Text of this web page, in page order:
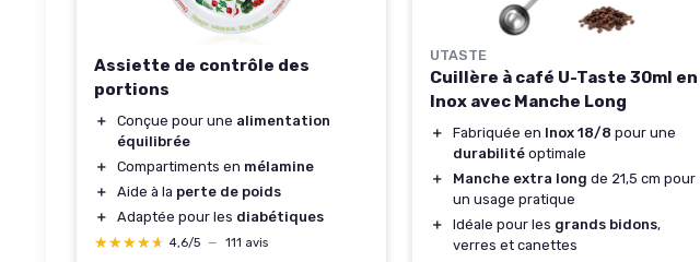
Assiette de contrôle des
portions
＋ Conçue pour une alimentation
équilibrée
＋
Compartiments en mélamine
＋
Aide à la perte de poids
＋
Adaptée pour les diabétiques
★★★★★
★★★★★ 4,6/5 — 111 avis
UTASTE
Cuillère à café U-Taste 30ml en
Inox avec Manche Long
＋ Fabriquée en Inox 18/8 pour une
durabilité optimale
＋
Manche extra long de 21,5 cm pour
un usage pratique
＋
Idéale pour les grands bidons,
verres et canettes